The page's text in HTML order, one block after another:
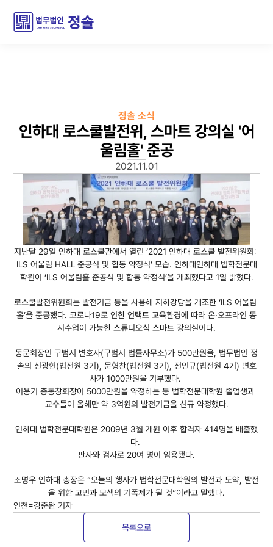
정솔 소식
인하대 로스쿨발전위, 스마트 강의실 '어
울림홀' 준공
2021.11.01
지난달 29일 인하대 로스쿨관에서 열린 ‘2021 인하대 로스쿨 발전위원회:
ILS 어울림 HALL 준공식 및 합동 약정식’ 모습. 인하대인하대 법학전문대
학원이 ‘ILS 어울림홀 준공식 및 합동 약정식’을 개최했다고 1일 밝혔다.
로스쿨발전위원회는 발전기금 등을 사용해 지하강당을 개조한 ‘ILS 어울림
홀’을 준공했다. 코로나19로 인한 언택트 교육환경에 따라 온·오프라인 동
시수업이 가능한 스튜디오식 스마트 강의실이다.
동문회장인 구범서 변호사(구범서 법률사무소)가 500만원을, 법무법인 정
솔의 신광현(법전원 3기), 문형찬(법전원 3기), 전인규(법전원 4기) 변호
사가 1000만원을 기부했다.
이용기 총동창회장이 5000만원을 약정하는 등 법학전문대학원 졸업생과
교수들이 올해만 약 3억원의 발전기금을 신규 약정했다.
인하대 법학전문대학원은 2009년 3월 개원 이후 합격자 414명을 배출했
다.
판사와 검사로 20여 명이 임용됐다.
조명우 인하대 총장은 “오늘의 행사가 법학전문대학원의 발전과 도약, 발전
을 위한 고민과 모색의 기폭제가 될 것”이라고 말했다.
인천=강준완 기자
목록으로